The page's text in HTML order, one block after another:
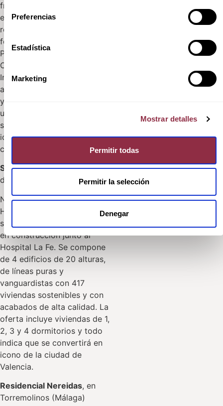
Preferencias
Estadística
Marketing
Mostrar detalles
Permitir todas
Permitir la selección
Denegar
frente al Parque del Oeste,
en el centro de Madrid. Un
residencial exclusivo del
fondo de inversión británico
Princeton con diseño de
Olalquiaga Arquitectos.
Instalaciones modernas,
acabados de primera calidad
y en la azotea un
una piscina alargada y
solárium son las señas de
identidad. Gilmar Consulting
comercializa este proyecto.
Sky Homes,el nuevo icono
de la ciudad de Valencia
Neinor Homes desarrolla Sky
Homes, un atractivo y
singular complejo residencial
en construcción junto al
Hospital La Fe. Se compone
de 4 edificios de 20 alturas,
de líneas puras y
vanguardistas con 417
viviendas sostenibles y con
acabados de alta calidad. La
oferta incluye viviendas de 1,
2, 3 y 4 dormitorios y todo
indica que se convertirá en
icono de la ciudad de
Valencia.
Residencial Nereidas, en
Torremolinos (Málaga)